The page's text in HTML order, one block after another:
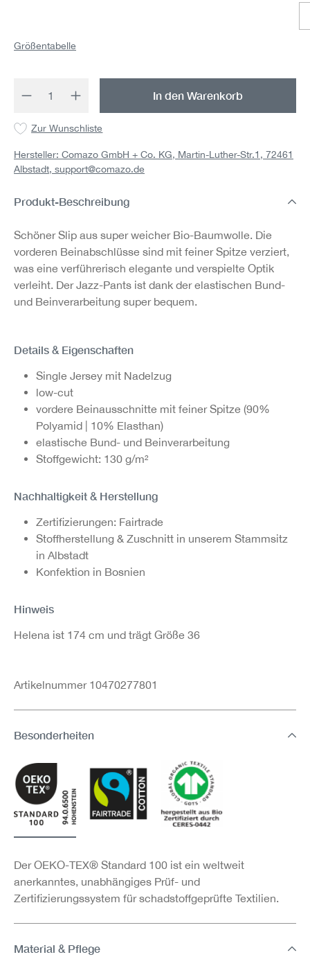
Größentabelle
Produkt Anzahl: Gib den gewünschten
In den Warenkorb
Zur Wunschliste
Hersteller: Comazo GmbH + Co. KG, Martin-Luther-Str.1, 72461
Albstadt, support@comazo.de
Produkt-Beschreibung
Schöner Slip aus super weicher Bio-Baumwolle. Die
vorderen Beinabschlüsse sind mit feiner Spitze verziert,
was eine verführerisch elegante und verspielte Optik
verleiht. Der Jazz-Pants ist dank der elastischen Bund-
und Beinverarbeitung super bequem.
Details & Eigenschaften
Single Jersey mit Nadelzug
low-cut
vordere Beinausschnitte mit feiner Spitze (90%
Polyamid | 10% Elasthan)
elastische Bund- und Beinverarbeitung
Stoffgewicht: 130 g/m²
Nachhaltigkeit & Herstellung
Zertifizierungen: Fairtrade
Stoffherstellung & Zuschnitt in unserem Stammsitz
in Albstadt
Konfektion in Bosnien
Hinweis
Helena ist 174 cm und trägt Größe 36
Artikelnummer 10470277801
Besonderheiten
Der OEKO-TEX® Standard 100 ist ein weltweit
anerkanntes, unabhängiges Prüf- und
Zertifizierungssystem für schadstoffgeprüfte Textilien.
Material & Pflege